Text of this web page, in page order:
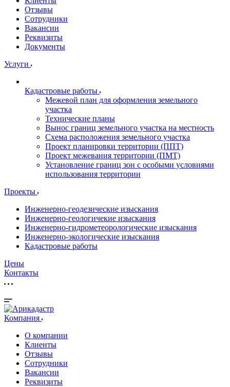
Отзывы
Сотрудники
Вакансии
Реквизиты
Документы
Услуги
Кадастровые работы
Межевой план для оформления земельного
участка
Технические планы
Вынос границ земельного участка на местность
Схема расположения земельного участка
Проект планировки территории (ППТ)
Проект межевания территории (ПМТ)
Установление границ зон с особыми условиями
использования территории
Проекты
Инженерно-геодезические изыскания
Инженерно-геологичекие изыскания
Инженерно-гидрометеорологические изыскания
Инженерно-экологические изыскания
Кадастровые работы
Цены
Контакты
Компания
О компании
Клиенты
Отзывы
Сотрудники
Вакансии
Реквизиты